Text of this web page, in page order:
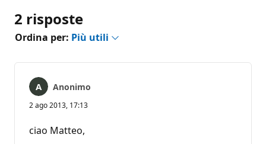
2 risposte
Ordina per: Più utili
Anonimo
2 ago 2013, 17:13
ciao Matteo,